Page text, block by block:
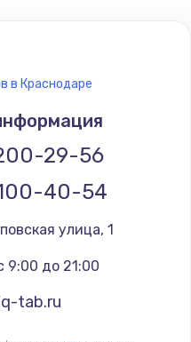
SIM
камеры
в Краснодаре
29-56
40-54
улица, 1
9:00 до 21:00
tab.ru